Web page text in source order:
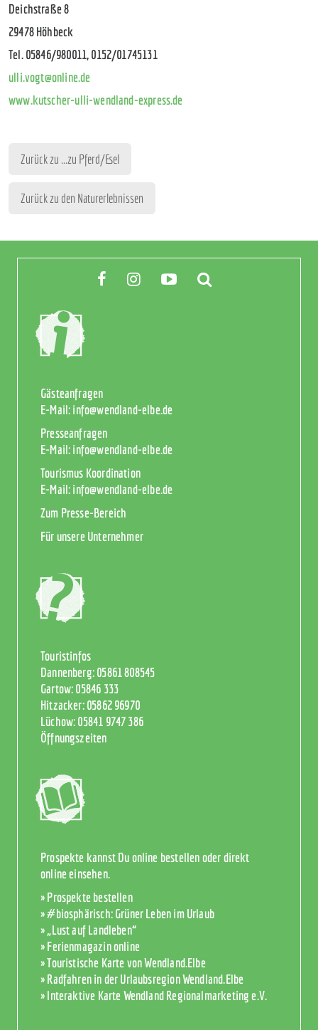
Deichstraße 8
29478 Höhbeck
Tel. 05846/980011, 0152/01745131
ulli.vogt@online.de
www.kutscher-ulli-wendland-express.de
Zurück zu ...zu Pferd/Esel
Zurück zu den Naturerlebnissen
Gästeanfragen
E-Mail:info@wendland-elbe.de
Presseanfragen
E-Mail:info@wendland-elbe.de
Tourismus Koordination
E-Mail:info@wendland-elbe.de
Zum Presse-Bereich
Für unsere Unternehmer
Touristinfos
Dannenberg:05861 808545
Gartow:05846 333
Hitzacker:05862 96970
Lüchow:05841 9747 386
Öffnungszeiten
Prospekte kannst Du online bestellen oder direkt
online einsehen.
» Prospekte bestellen
» #biosphärisch: Grüner Leben im Urlaub
» „Lust auf Landleben“
» Ferienmagazin online
» Touristische Karte von Wendland.Elbe
» Radfahren in der Urlaubsregion Wendland.Elbe
» Interaktive Karte Wendland Regionalmarketing e.V.